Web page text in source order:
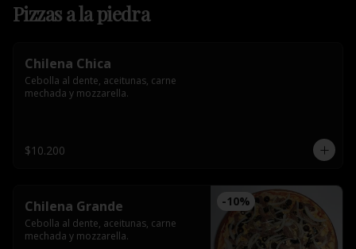
Pizzas a la piedra
Chilena Chica
Cebolla al dente, aceitunas, carne
mechada y mozzarella.
$10.200
-10%
Chilena Grande
Cebolla al dente, aceitunas, carne
mechada y mozzarella.